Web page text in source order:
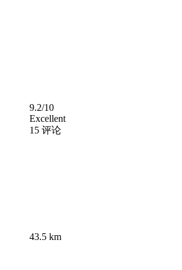
9.2/10
Excellent
15 评论
43.5 km